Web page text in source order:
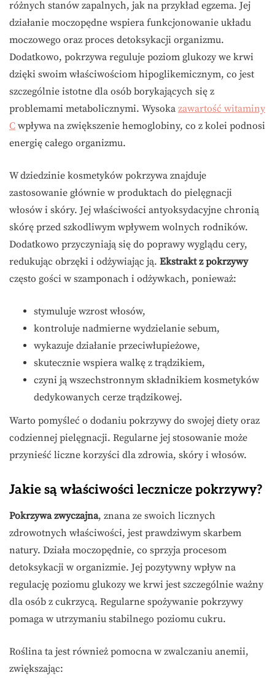
różnych stanów zapalnych, jak na przykład egzema. Jej
działanie moczopędne wspiera funkcjonowanie układu
moczowego oraz proces detoksykacji organizmu.
Dodatkowo, pokrzywa reguluje poziom glukozy we krwi
dzięki swoim właściwościom hipoglikemicznym, co jest
szczególnie istotne dla osób borykających się z
problemami metabolicznymi. Wysoka zawartość witaminy
C wpływa na zwiększenie hemoglobiny, co z kolei podnosi
energię całego organizmu.
W dziedzinie kosmetyków pokrzywa znajduje
zastosowanie głównie w produktach do pielęgnacji
włosów i skóry. Jej właściwości antyoksydacyjne chronią
skórę przed szkodliwym wpływem wolnych rodników.
Dodatkowo przyczyniają się do poprawy wyglądu cery,
redukując obrzęki i odżywiając ją. Ekstrakt z pokrzywy
często gości w szamponach i odżywkach, ponieważ:
stymuluje wzrost włosów,
kontroluje nadmierne wydzielanie sebum,
wykazuje działanie przeciwłupieżowe,
skutecznie wspiera walkę z trądzikiem,
czyni ją wszechstronnym składnikiem kosmetyków
dedykowanych cerze trądzikowej.
Warto pomyśleć o dodaniu pokrzywy do swojej diety oraz
codziennej pielęgnacji. Regularne jej stosowanie może
przynieść liczne korzyści dla zdrowia, skóry i włosów.
Jakie są właściwości lecznicze pokrzywy?
Pokrzywa zwyczajna, znana ze swoich licznych
zdrowotnych właściwości, jest prawdziwym skarbem
natury. Działa moczopędnie, co sprzyja procesom
detoksykacji w organizmie. Jej pozytywny wpływ na
regulację poziomu glukozy we krwi jest szczególnie ważny
dla osób z cukrzycą. Regularne spożywanie pokrzywy
pomaga w utrzymaniu stabilnego poziomu cukru.
Roślina ta jest również pomocna w zwalczaniu anemii,
zwiększając: